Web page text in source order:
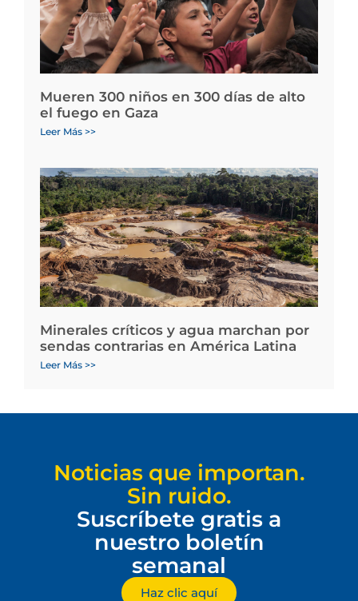
Mueren 300 niños en 300 días de alto
el fuego en Gaza
Leer Más >>
Minerales críticos y agua marchan por
sendas contrarias en América Latina
Leer Más >>
Noticias que importan.
Sin ruido.
Suscríbete gratis a
nuestro boletín
semanal
Haz clic aquí